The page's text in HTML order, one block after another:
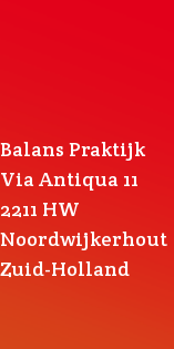
Balans Praktijk
Via Antiqua 11
2211 HW
Noordwijkerhout
Zuid-Holland